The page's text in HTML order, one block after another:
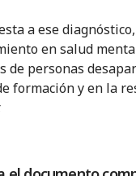
a ese
en salud
de personas
formación y en la